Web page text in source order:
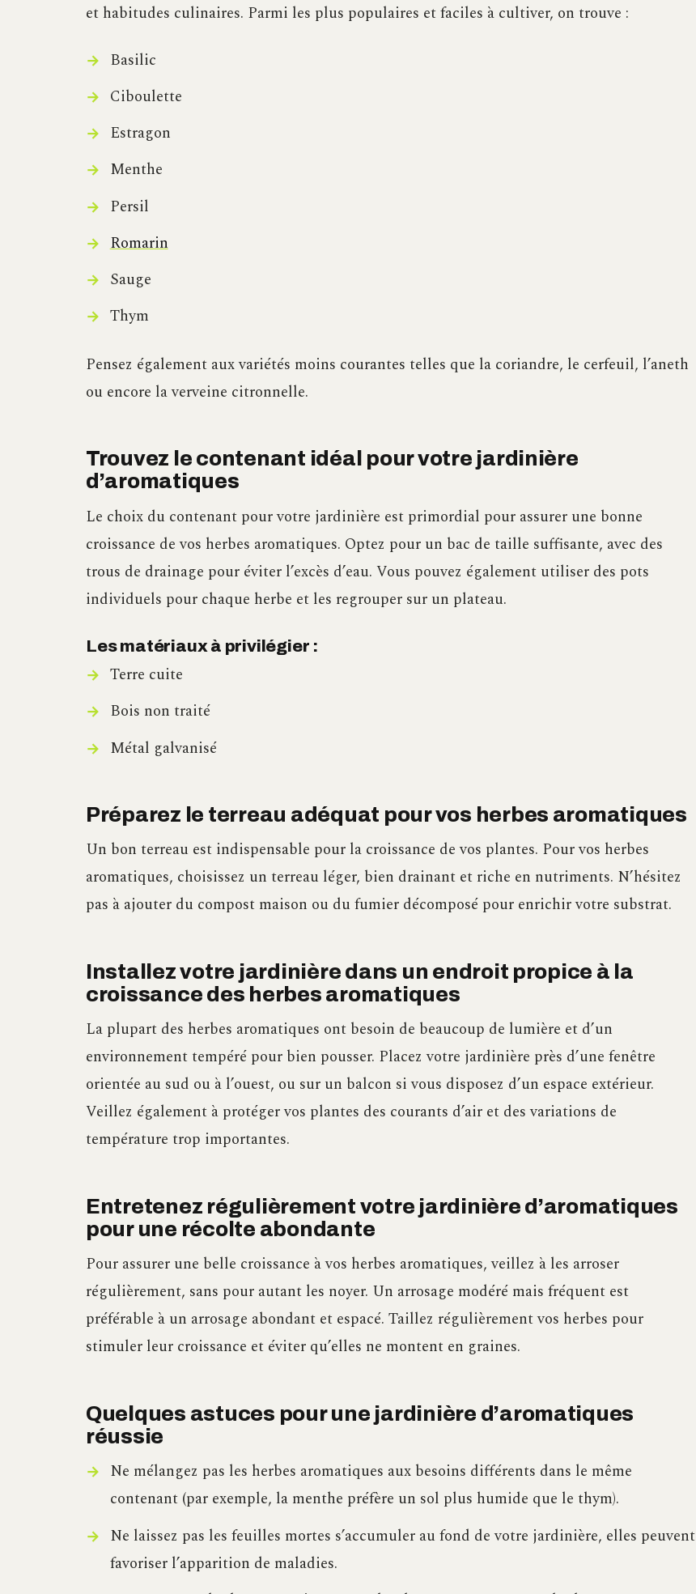
et habitudes culinaires. Parmi les plus populaires et faciles à cultiver, on trouve :
Basilic
Ciboulette
Estragon
Menthe
Persil
Romarin
Sauge
Thym
Pensez également aux variétés moins courantes telles que la coriandre, le cerfeuil, l’aneth
ou encore la verveine citronnelle.
Trouvez le contenant idéal pour votre jardinière
d’aromatiques
Le choix du contenant pour votre jardinière est primordial pour assurer une bonne
croissance de vos herbes aromatiques. Optez pour un bac de taille suffisante, avec des
trous de drainage pour éviter l’excès d’eau. Vous pouvez également utiliser des pots
individuels pour chaque herbe et les regrouper sur un plateau.
Les matériaux à privilégier :
Terre cuite
Bois non traité
Métal galvanisé
Préparez le terreau adéquat pour vos herbes aromatiques
Un bon terreau est indispensable pour la croissance de vos plantes. Pour vos herbes
aromatiques, choisissez un terreau léger, bien drainant et riche en nutriments. N’hésitez
pas à ajouter du compost maison ou du fumier décomposé pour enrichir votre substrat.
Installez votre jardinière dans un endroit propice à la
croissance des herbes aromatiques
La plupart des herbes aromatiques ont besoin de beaucoup de lumière et d’un
environnement tempéré pour bien pousser. Placez votre jardinière près d’une fenêtre
orientée au sud ou à l’ouest, ou sur un balcon si vous disposez d’un espace extérieur.
Veillez également à protéger vos plantes des courants d’air et des variations de
température trop importantes.
Entretenez régulièrement votre jardinière d’aromatiques
pour une récolte abondante
Pour assurer une belle croissance à vos herbes aromatiques, veillez à les arroser
régulièrement, sans pour autant les noyer. Un arrosage modéré mais fréquent est
préférable à un arrosage abondant et espacé. Taillez régulièrement vos herbes pour
stimuler leur croissance et éviter qu’elles ne montent en graines.
Quelques astuces pour une jardinière d’aromatiques
réussie
Ne mélangez pas les herbes aromatiques aux besoins différents dans le même
contenant (par exemple, la menthe préfère un sol plus humide que le thym).
Ne laissez pas les feuilles mortes s’accumuler au fond de votre jardinière, elles peuvent
favoriser l’apparition de maladies.